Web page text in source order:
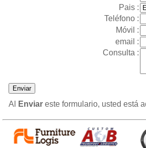
Pais :
Teléfono :
Móvil :
email :
Consulta :
Al Enviar este formulario, usted está